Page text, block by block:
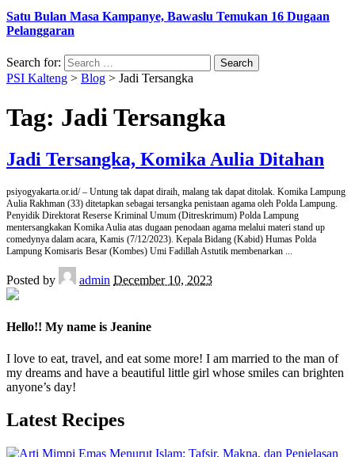
Satu Bulan Masa Kampanye, Bawaslu Temukan 16 Dugaan
Pelanggaran
Search for:
PSI Kalteng > Blog > Jadi Tersangka
Tag: Jadi Tersangka
Jadi Tersangka, Komika Aulia Ditahan
psiyogyakarta.or.id/ – Untung tak dapat diraih, malang tak dapat ditolak. Komika Lampung
Aulia Rakhman (33) ditetapkan sebagai tersangka penistaan agama oleh Polda Lampung.
Penyidik Direktorat Reserse Kriminal Umum (Ditreskrimum) Polda Lampung
mentersangkakan Komika Aulia atas dugaan penodaan agama melalui materi stand up
comedynya dalam acara, Kamis (7/12/2023). Kepala Bidang (Kabid) Humas Polda
Lampung Komisaris Besar (Kombes) Umi Fadillah Astutik membenarkan ...
Posted by admin December 10, 2023
Hello!! My name is Jeanine
I love to eat, travel, and eat some more! I am married to the man of
my dreams and have a beautiful little girl whose smiles can brighten
anyone’s day!
Latest Recipes